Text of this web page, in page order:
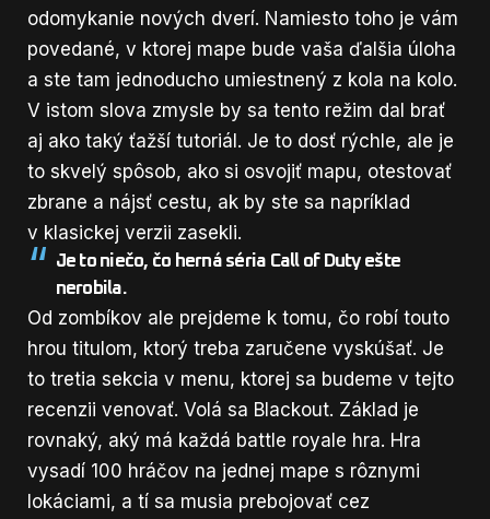
odomykanie nových dverí. Namiesto toho je vám
povedané, v ktorej mape bude vaša ďalšia úloha
a ste tam jednoducho umiestnený z kola na kolo.
V istom slova zmysle by sa tento režim dal brať
aj ako taký ťažší tutoriál. Je to dosť rýchle, ale je
to skvelý spôsob, ako si osvojiť mapu, otestovať
zbrane a nájsť cestu, ak by ste sa napríklad
v klasickej verzii zasekli.
Je to niečo, čo herná séria Call of Duty ešte
nerobila.
Od zombíkov ale prejdeme k tomu, čo robí touto
hrou titulom, ktorý treba zaručene vyskúšať. Je
to tretia sekcia v menu, ktorej sa budeme v tejto
recenzii venovať. Volá sa Blackout. Základ je
rovnaký, aký má každá battle royale hra. Hra
vysadí 100 hráčov na jednej mape s rôznymi
lokáciami, a tí sa musia prebojovať cez